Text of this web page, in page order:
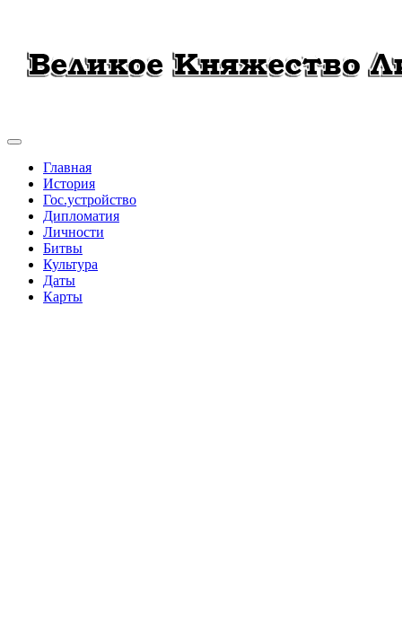
Главная
История
Гос.устройство
Дипломатия
Личности
Битвы
Культура
Даты
Карты